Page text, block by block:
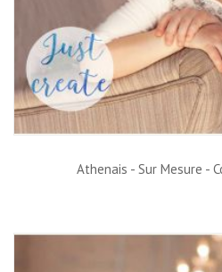
Athenais - Sur Mesure -